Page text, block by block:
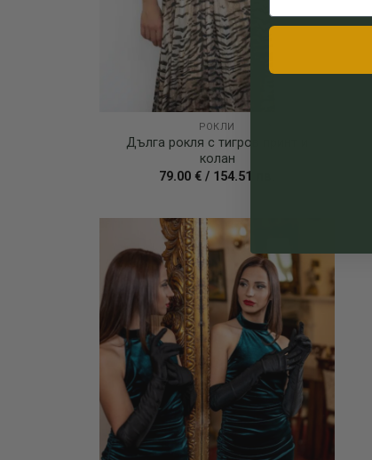
РОКЛИ
Дълга рокля с тигров принт и
колан
79.00 € / 154.51
Add to
wishlist